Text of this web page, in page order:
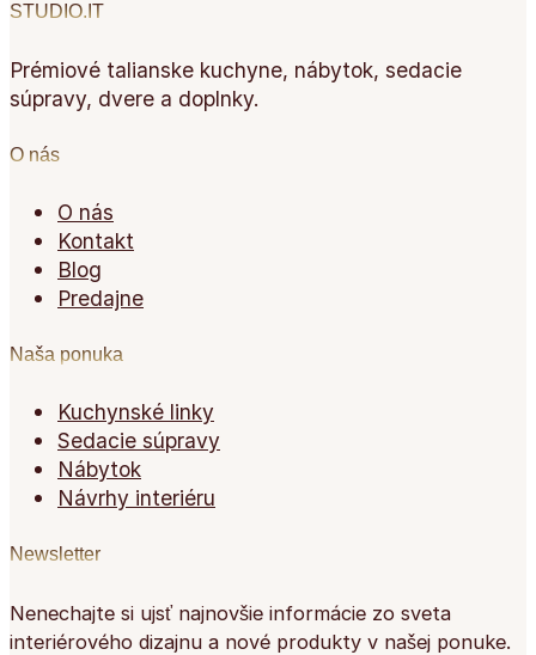
STUDIO.IT
Prémiové talianske kuchyne, nábytok, sedacie
súpravy, dvere a doplnky.
O nás
O nás
Kontakt
Blog
Predajne
Naša ponuka
Kuchynské linky
Sedacie súpravy
Nábytok
Návrhy interiéru
Newsletter
Nenechajte si ujsť najnovšie informácie zo sveta
interiérového dizajnu a nové produkty v našej ponuke.